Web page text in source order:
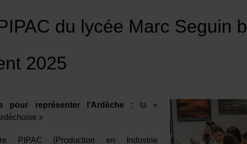
du lycée Marc Seguin
2025
pour représenter l’Ardèche :
la «
»
PIPAC (Production en Industrie